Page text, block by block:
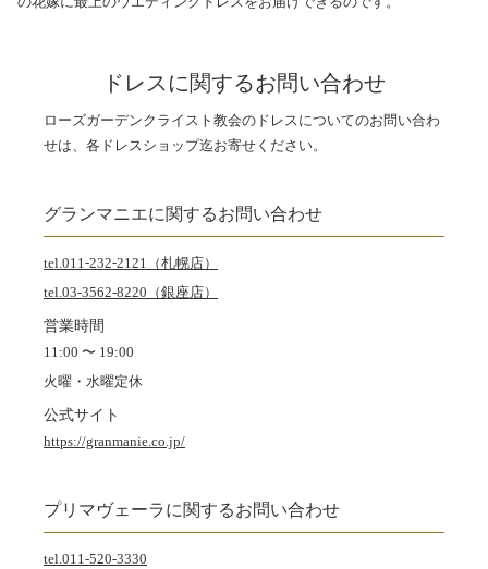
ドレスに関するお問い合わせ
ローズガーデンクライスト教会のドレスについてのお問い合わ
せは、各ドレスショップ迄お寄せください。
グランマニエに関するお問い合わせ
tel.011-232-2121（札幌店）
tel.03-3562-8220（銀座店）
営業時間
11:00 〜 19:00
火曜・水曜定休
公式サイト
https://granmanie.co.jp/
プリマヴェーラに関するお問い合わせ
tel.011-520-3330